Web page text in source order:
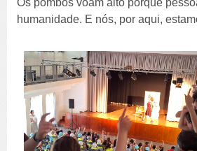
Os pombos voam alto porque
humanidade. E nós, por aqui,